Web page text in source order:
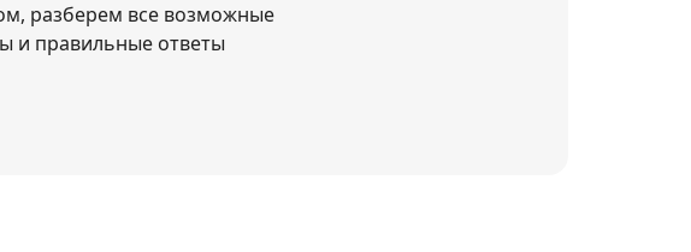
разберем все возможные
и правильные ответы